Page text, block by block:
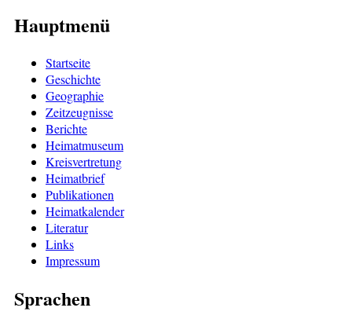
Hauptmenü
Startseite
Geschichte
Geographie
Zeitzeugnisse
Berichte
Heimatmuseum
Kreisvertretung
Heimatbrief
Publikationen
Heimatkalender
Literatur
Links
Impressum
Sprachen